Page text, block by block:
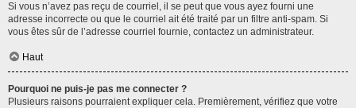
Si vous n’avez pas reçu de courriel, il se peut que vous ayez fourni une
adresse incorrecte ou que le courriel ait été traité par un filtre anti-spam. Si
vous êtes sûr de l’adresse courriel fournie, contactez un administrateur.
Haut
Pourquoi ne puis-je pas me connecter ?
Plusieurs raisons pourraient expliquer cela. Premièrement, vérifiez que votre